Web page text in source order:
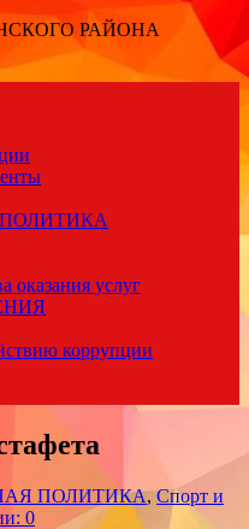
РАЙОНА
оказания услуг
коррупции
ПОЛИТИКА,Спорт и
0